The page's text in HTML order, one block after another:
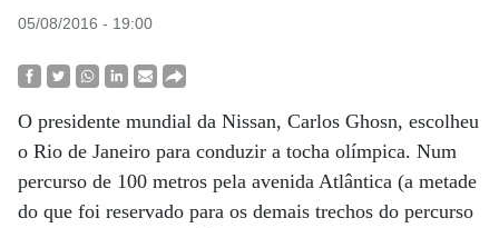
05/08/2016 - 19:00
O presidente mundial da Nissan, Carlos Ghosn, escolheu
o Rio de Janeiro para conduzir a tocha olímpica. Num
percurso de 100 metros pela avenida Atlântica (a metade
do que foi reservado para os demais trechos do percurso